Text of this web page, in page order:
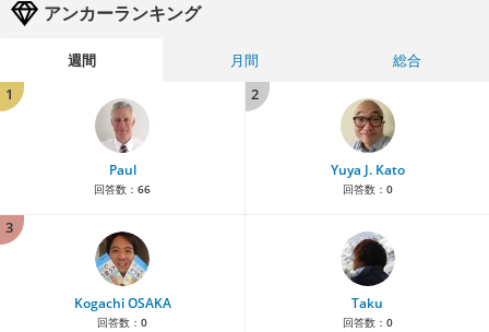
アンカーランキング
週間 月間
総合
1
Paul
回答数： 66
2
Yuya J. Kato
回答数： 0
3
Kogachi OSAKA
回答数： 0
Taku
回答数： 0